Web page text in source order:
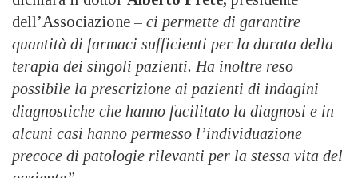
dell’Associazione – ci permette di garantire
quantità di farmaci sufficienti per la durata della
terapia dei singoli pazienti. Ha inoltre reso
possibile la prescrizione ai pazienti di indagini
diagnostiche che hanno facilitato la diagnosi e in
alcuni casi hanno permesso l’individuazione
precoce di patologie rilevanti per la stessa vita del